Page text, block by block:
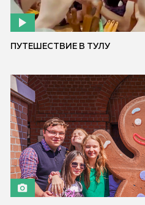
ПУТЕШЕСТВИЕ В ТУЛУ